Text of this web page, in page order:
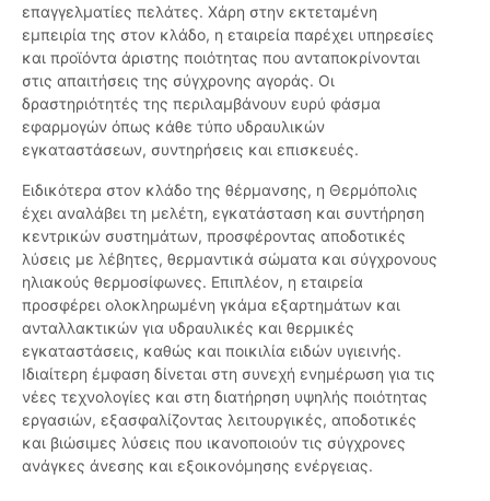
επαγγελματίες πελάτες. Χάρη στην εκτεταμένη
εμπειρία της στον κλάδο, η εταιρεία παρέχει υπηρεσίες
και προϊόντα άριστης ποιότητας που ανταποκρίνονται
στις απαιτήσεις της σύγχρονης αγοράς. Οι
δραστηριότητές της περιλαμβάνουν ευρύ φάσμα
εφαρμογών όπως κάθε τύπο υδραυλικών
εγκαταστάσεων, συντηρήσεις και επισκευές.
Ειδικότερα στον κλάδο της θέρμανσης, η Θερμόπολις
έχει αναλάβει τη μελέτη, εγκατάσταση και συντήρηση
κεντρικών συστημάτων, προσφέροντας αποδοτικές
λύσεις με λέβητες, θερμαντικά σώματα και σύγχρονους
ηλιακούς θερμοσίφωνες. Επιπλέον, η εταιρεία
προσφέρει ολοκληρωμένη γκάμα εξαρτημάτων και
ανταλλακτικών για υδραυλικές και θερμικές
εγκαταστάσεις, καθώς και ποικιλία ειδών υγιεινής.
Ιδιαίτερη έμφαση δίνεται στη συνεχή ενημέρωση για τις
νέες τεχνολογίες και στη διατήρηση υψηλής ποιότητας
εργασιών, εξασφαλίζοντας λειτουργικές, αποδοτικές
και βιώσιμες λύσεις που ικανοποιούν τις σύγχρονες
ανάγκες άνεσης και εξοικονόμησης ενέργειας.